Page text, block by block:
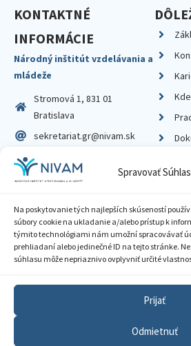
Spravovať Súhlas
Na poskytovanie tých najlepších skúseností
súbory cookie na ukladanie a/alebo prístup k
týmito technológiami nám umožní spracovávať
prehliadaní alebo jedinečné ID na tejto stránke.
súhlasu môže nepriaznivo ovplyvniť určité
Prijať
Odmietnuť
KONTAKTNÉ
INFORMÁCIE
Národný inštitút vzdelávania a
mládeže
Stromová 1, 831 01
Bratislava
sekretariat.gr@nivam.sk
IČO: 00164348
DIČ: 2020798714
Zásady ochrany
Sprístupnenie